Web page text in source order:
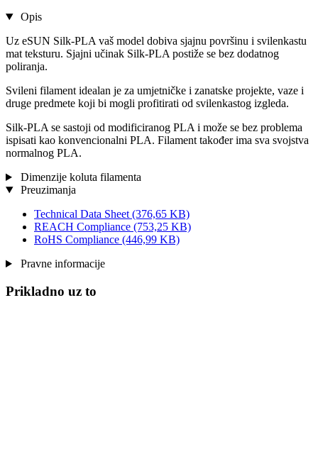
Opis
Uz eSUN Silk-PLA vaš model dobiva sjajnu površinu i svilenkastu
mat teksturu. Sjajni učinak Silk-PLA postiže se bez dodatnog
poliranja.
Svileni filament idealan je za umjetničke i zanatske projekte, vaze i
druge predmete koji bi mogli profitirati od svilenkastog izgleda.
Silk-PLA se sastoji od modificiranog PLA i može se bez problema
ispisati kao konvencionalni PLA. Filament također ima sva svojstva
normalnog PLA.
Dimenzije koluta filamenta
Preuzimanja
Technical Data Sheet (376,65 KB)
REACH Compliance (753,25 KB)
RoHS Compliance (446,99 KB)
Pravne informacije
Prikladno uz to